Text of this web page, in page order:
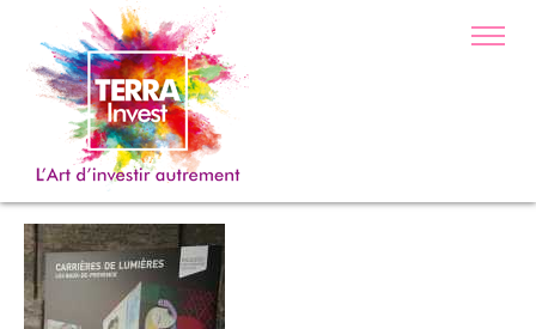
DSC_0091